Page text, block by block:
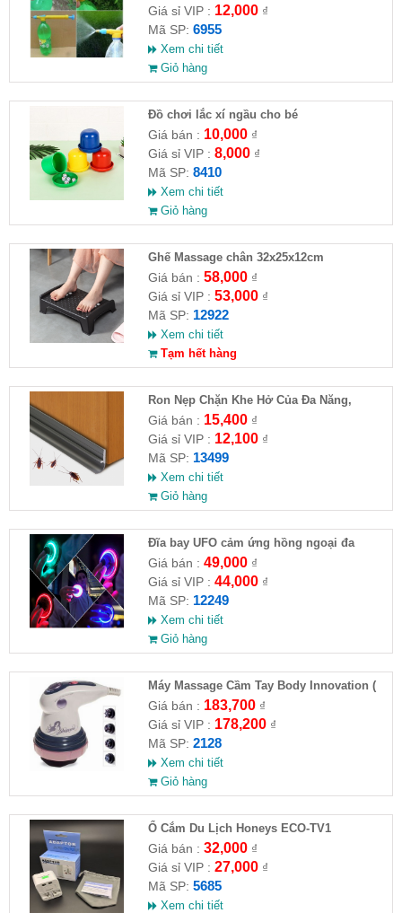
Giá sỉ VIP : 12,000₫
Mã SP: 6955
Xem chi tiết
Giỏ hàng
Đồ chơi lắc xí ngầu cho bé
Giá bán : 10,000₫
Giá sỉ VIP : 8,000₫
Mã SP: 8410
Xem chi tiết
Giỏ hàng
Ghế Massage chân 32x25x12cm
Giá bán : 58,000₫
Giá sỉ VIP : 53,000₫
Mã SP: 12922
Xem chi tiết
Tạm hết hàng
Ron Nẹp Chặn Khe Hở Của Đa Năng,
Chống Côn Trùng( HĐ )
Giá bán : 15,400₫
Giá sỉ VIP : 12,100₫
Mã SP: 13499
Xem chi tiết
Giỏ hàng
Đĩa bay UFO cảm ứng hồng ngoại đa
chiều tự động bay về
Giá bán : 49,000₫
Giá sỉ VIP : 44,000₫
Mã SP: 12249
Xem chi tiết
Giỏ hàng
Máy Massage Cầm Tay Body Innovation (
HĐ )
Giá bán : 183,700₫
Giá sỉ VIP : 178,200₫
Mã SP: 2128
Xem chi tiết
Giỏ hàng
Ổ Cắm Du Lịch Honeys ECO-TV1
Giá bán : 32,000₫
Giá sỉ VIP : 27,000₫
Mã SP: 5685
Xem chi tiết